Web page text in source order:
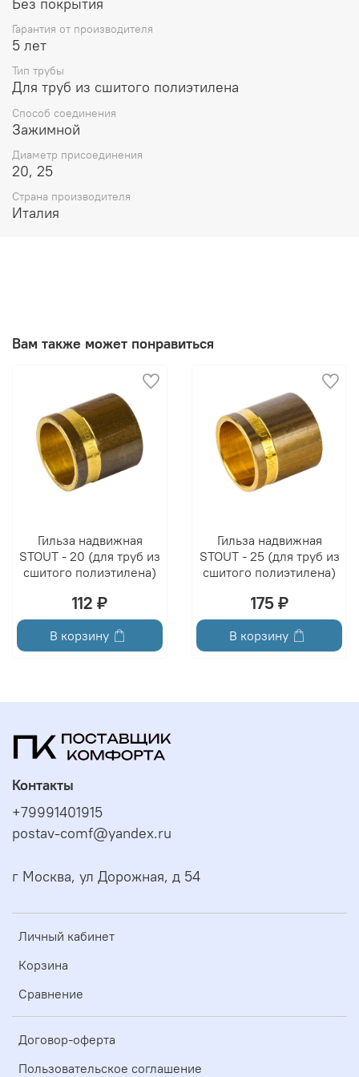
Без покрытия
Гарантия от производителя
5 лет
Тип трубы
Для труб из сшитого полиэтилена
Способ соединения
Зажимной
Диаметр присоединения
20, 25
Страна производителя
Италия
Вам также может понравиться
Гильза надвижная
STOUT - 20 (для труб из
сшитого полиэтилена)
112 ₽
В корзину
Гильза надвижная
STOUT - 25 (для труб из
сшитого полиэтилена)
175 ₽
В корзину
Личный кабинет
Корзина
Сравнение
Договор-оферта
Пользовательское соглашение
Контакты
+79991401915
postav-comf@yandex.ru
г Москва, ул Дорожная, д 54